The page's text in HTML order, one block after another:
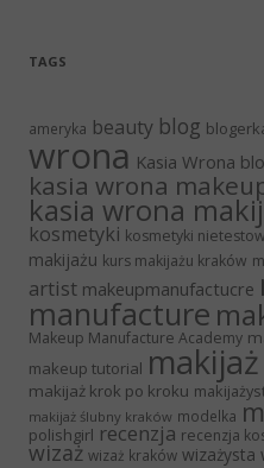
TAGS
ameryka beauty blog
wrona Kasia Wrona
kasia wrona
kasia wrona
kosmetyki kosmetyki
makijażu kurs makijażu kraków
artist makeupmanufactucre
manufacture
Makeup Manufacture Academy
makeup tutorial makijaż
makijaż krok po kroku
makijaż ślubny kraków modelka
polishgirl recenzja recenzja
wizaż wizaż kraków wizażysta